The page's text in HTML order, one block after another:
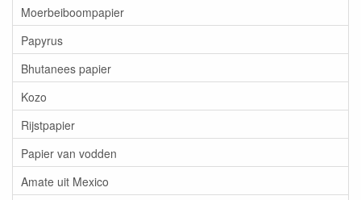
Moerbeiboompapier
Papyrus
Bhutanees papier
Kozo
Rijstpapier
Papier van vodden
Amate uit Mexico